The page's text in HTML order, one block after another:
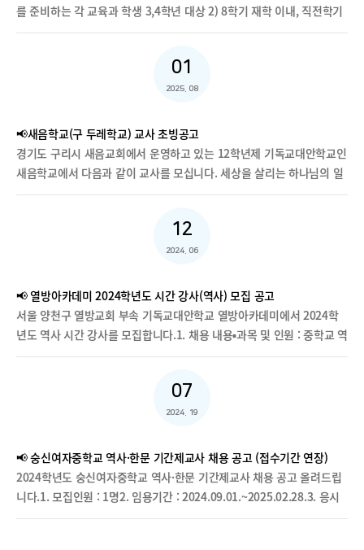
를 준비하는 각 교육과 학생 3,4학년 대상 2) 8학기 재학 이내, 직전학기
실천 및 기독교인성과섬김의리더 교과목 PASS, 직전학기 성적 3.5 이
(F)이 없는 학생에게 지급 3) 한번 선발된 학생에게 졸업시까지 매 학기
지급 4) 등록금 범위 내 500,000원 지급(미등록자의 경우 수업료 감면,
청기한 : 3월 31일(월) 24:00까지 (신청 마감. 심사 후 선정된 학생들에
게 개별 연락 갈 예정)4. 구비서류 : 장학금 신청서(서약서-개인정보수집
이용 동의서)(첨부) 1부, 성적증명서 1부.5. 제출 : 역교과 이메일
01
2025. 08
📢새음학교(구 두레학교) 교사 초빙공고
경기도 구리시 새음교회에서 운영하고 있는 12학년제 기독교대안학교인
새음학교에서 다음과 같이 교사를 모십니다. 세상을 살리는 하나님의 일
꾼을 키우는 귀한 사역에 함께 할 동역자들을 기다립니다. 1. 모집 과목
확인한 후 정교사로 채용될 수 있음. 정교사는 새음교회에 출석해야
함.)3. 지원 자격 가. 크리스천 교사(세례교인) 나. 교사자격증 보유자 다.
자의 경우 병역을 마쳤거나 면제된 자 4. 제출 서류 가. 새음학교 교사지
원서(이력서, 자기소개서-학교 지정양식 사용) 나. 교사자격증 사본 1
부 다. 대학 및 최종 학교 졸업증명서 사본 1부 라. 세례교인 증명서 1부
miravech00@gmail.com으로만 받습니다. 나. 제출 서류는 반환하지
않습니다. 다. 제출 서류에 기재된 사항이 사실과 다를 경우 합격을 취소
일이 연락드리지 못하는 점 양해 바랍니다.) 나. 2차 : 면접 및 수업 시연
(약식으로 수업지도안 준비, 시간은 개별 통보) 다. 3차 : 이사장 면접(합
격자 개별 통보) 8. 새음학교 정보 1) 주소: 경기도 구리시 한다리길49 새
음교회 (광나루역에서 버스로 15분, 구리역에서 버스로 20분) 2) 홈페
12
2024. 06
📢 열방아카데미 2024학년도 시간 강사(역사) 모집 공고
서울 양천구 열방교회 부속 기독교대안학교 열방아카데미에서 2024학
년도 역사 시간 강사를 모집합니다.1. 채용 내용▪과목 및 인원 : 중학교 역
사 (1명)▪업무내용 : 담당 교과 지도 및 평가▪수업시간 : 주당 4시수 (한국
교 및 동아리 배정도 가능2. 지원 자격▪건강한 교회에 출석 중인 기독교
인(세례교인)▪모집 과목의 전공자▪학생을 사랑으로 가르치며 성실하고
자 우대3. 제출 서류▪이력서 1부 (사진 첨부)▪출석교회 주보 1부 (면접 시
제출)▪교원자격증 사본 1부 (면접 시 제출/해당자)4. 접수 기한 : 2024년
8월 2일5. 지원 방법▪ soyong97@hanmail.net 으로 송부 (이력서 파
07
2024. 19
📢 숭신여자중학교 역사·한문 기간제교사 채용 공고 (접수기간 연장)
2024학년도 숭신여자중학교 역사·한문 기간제교사 채용 공고 올려드립
니다.1. 모집인원 : 1명2. 임용기간 : 2024.09.01.~2025.02.28.3. 응시
자격 : 역사와 한문 2개의 교원자격증 소지자, 교사 1급·2급 자격증 소지